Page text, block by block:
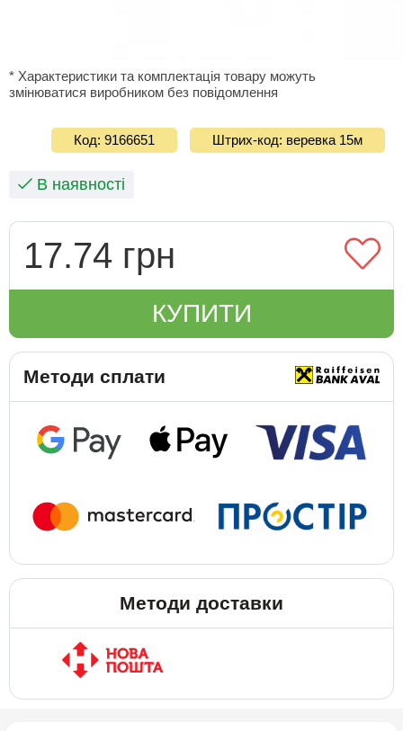
* Характеристики та комплектація товару можуть
змінюватися виробником без повідомлення
Код: 9166651 Штрих-код: веревка 15м
В наявності
17.74 грн
КУПИТИ
Методи сплати
Методи доставки